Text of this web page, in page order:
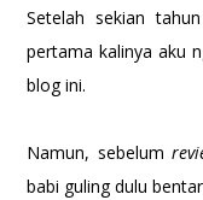
Setelah sekian
pertama kalinya aku
blog ini.
Namun, sebelum
babi guling dulu